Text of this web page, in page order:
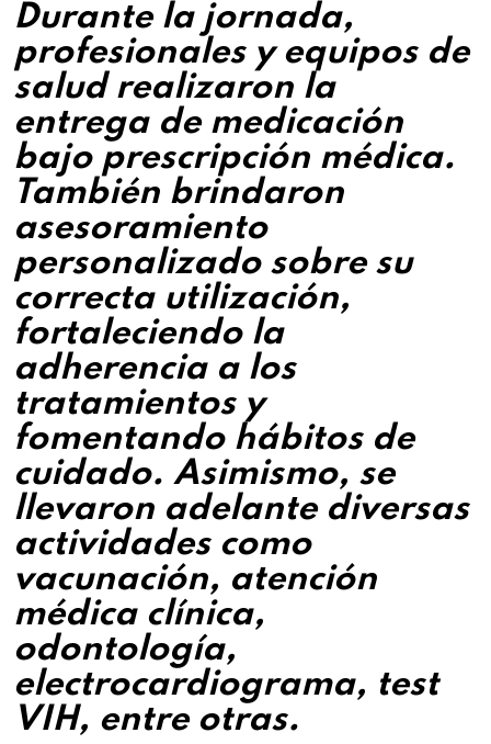
Durante la jornada,
profesionales y equipos de
salud realizaron la
entrega de medicación
bajo prescripción médica.
También brindaron
asesoramiento
personalizado sobre su
correcta utilización,
fortaleciendo la
adherencia a los
tratamientos y
fomentando hábitos de
cuidado. Asimismo, se
llevaron adelante diversas
actividades como
vacunación, atención
médica clínica,
odontología,
electrocardiograma, test
VIH, entre otras.